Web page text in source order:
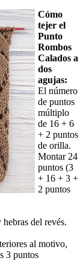
Cómo
tejer el
Punto
Rombos
Calados a
dos
agujas:
El número
de puntos
múltiplo
de 16 + 6
+ 2 puntos
de orilla.
Montar 24
puntos (3
+ 16 + 3 +
2 puntos
del revés.
al motivo,
3 puntos